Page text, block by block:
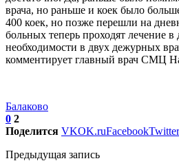
врача, но раньше и коек было
400 коек, но позже перешли на
больных теперь проходят лечение
необходимости в двух дежурных
комментирует главный врач СМЦ
Балаково
0 2
Поделится VKOK.ruFacebookTwitter
Предыдущая запись